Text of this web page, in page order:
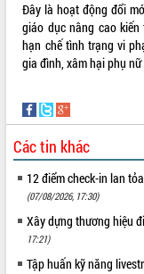
Đây là hoạt động đổi
giáo dục nâng cao
hạn chế tình trạng vi
gia đình, xâm hại phụ
Các tin khác
12 điểm check-in lan
(07/08/2026, 17:30)
Xây dựng thương hiệu
17:21)
Tập huấn kỹ năng